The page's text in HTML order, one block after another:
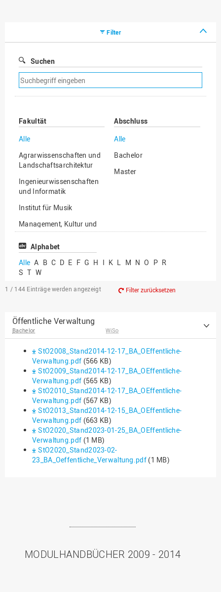
Filter
Suchen
Suchfilter
entfernen
Fakultät
Alle
Agrarwissenschaften und
Landschaftsarchitektur
Ingenieurwissenschaften
und Informatik
Institut für Musik
Management, Kultur und
Technik
Wirtschafts- und
Sozialwissenschaften
Abschluss
Alle
Bachelor
Master
Alphabet
Alle A B C D E F G H I K L M N O P R
S T W
1 / 144 Einträge werden angezeigt Filter zurücksetzen
Öffentliche Verwaltung
Bachelor WiSo
StO2008_Stand2014-12-17_BA_OEffentliche-
Verwaltung.pdf (566 KB)
StO2009_Stand2014-12-17_BA_OEffentliche-
Verwaltung.pdf (565 KB)
StO2010_Stand2014-12-17_BA_OEffentliche-
Verwaltung.pdf (567 KB)
StO2013_Stand2014-12-15_BA_OEffentliche-
Verwaltung.pdf (663 KB)
StO2020_Stand2023-01-25_BA_OEffentliche-
Verwaltung.pdf (1 MB)
StO2020_Stand2023-02-
23_BA_Oeffentliche_Verwaltung.pdf (1 MB)
MODULHANDBÜCHER 2009 - 2014